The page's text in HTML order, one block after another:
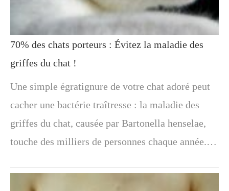
70% des chats porteurs : Évitez la maladie des
griffes du chat !
Une simple égratignure de votre chat adoré peut
cacher une bactérie traîtresse : la maladie des
griffes du chat, causée par Bartonella henselae,
touche des milliers de personnes chaque année.…